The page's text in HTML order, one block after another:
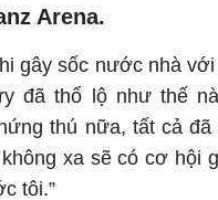
Arena.
gây sốc nước nhà
đã thổ lộ như thế
thú nữa, tất cả
xa sẽ có cơ hội
tôi.”